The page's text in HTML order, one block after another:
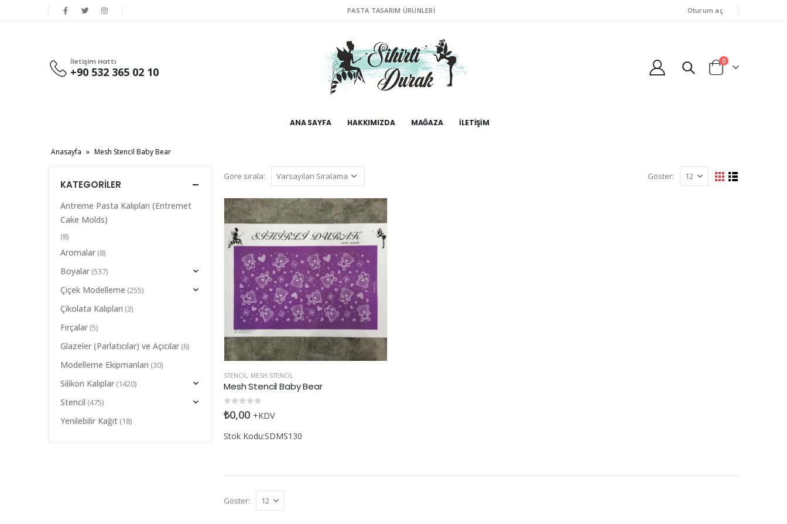
PASTA TASARIM ÜRÜNLERI Oturum aç
İletişim Hattı
+90 532 365 02 10
0
ANA SAYFA HAKKIMIZDA MAĞAZA İLETIŞIM
Anasayfa » Mesh Stencil Baby Bear
Göre sırala: Göster:
STENCIL, MESH STENCIL
Mesh Stencil Baby Bear
0
₺0,00 +KDV
Stok Kodu:SDMS130
Göster:
KATEGORILER
Antreme Pasta Kalıpları (Entremet
Cake Molds)
(8)
Aromalar (8)
Boyalar (537)
Çiçek Modelleme (255)
Çikolata Kalıpları (3)
Fırçalar (5)
Glazeler (Parlatıcılar) ve Açıcılar (6)
Modelleme Ekipmanları (30)
Silikon Kalıplar (1420)
Stencil (475)
Yenilebilir Kağıt (18)